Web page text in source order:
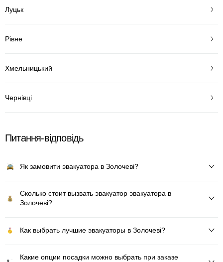
Луцьк
Рівне
Хмельницький
Чернівці
Питання-відповідь
Як замовити эвакуатора в Золочеві?
Сколько стоит вызвать эвакуатор эвакуатора в
Золочеві?
Как выбрать лучшие эвакуаторы в Золочеві?
Какие опции посадки можно выбрать при заказе